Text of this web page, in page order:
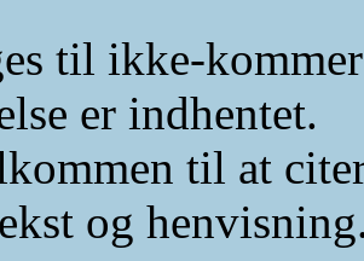
til ikke-
er indhentet.
til at
og